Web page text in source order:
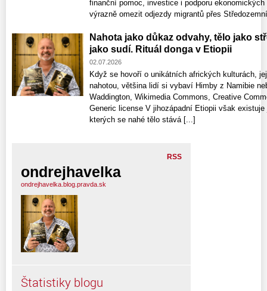
finanční pomoc, investice i podporu
výrazně omezit odjezdy migrantů přes
Nahota jako důkaz odvahy, tělo jako
jako sudí. Rituál donga v Etiopii
02.07.2026
Když se hovoří o unikátních afrických kulturách,
nahotou, většina lidí si vybaví Himby z Namibie
Waddington, Wikimedia Commons, Creative
Generic license V jihozápadní Etiopii však
kterých se nahé tělo stává [...]
RSS
ondrejhavelka
ondrejhavelka.blog.pravda.sk
Štatistiky blogu